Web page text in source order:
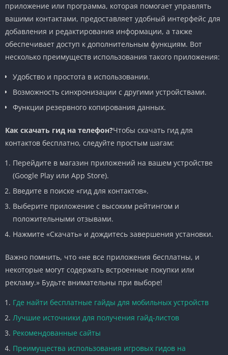
приложение или программа, которая помогает управлять
вашими контактами, предоставляет удобный интерфейс для
добавления и редактирования информации, а также
обеспечивает доступ к дополнительным функциям. Вот
несколько преимуществ использования такого приложения:
Удобство и простота в использовании.
Возможность синхронизации с другими устройствами.
Функции резервного копирования данных.
Как скачать гид на телефон?Чтобы скачать гид для
контактов бесплатно, следуйте простым шагам:
Перейдите в магазин приложений на вашем устройстве
(Google Play или App Store).
Введите в поиске «гид для контактов».
Выберите приложение с высоким рейтингом и
положительными отзывами.
Нажмите «Скачать» и дождитесь завершения установки.
Важно помнить, что «не все приложения бесплатны, и
некоторые могут содержать встроенные покупки или
рекламу.» Будьте внимательны при выборе!
Где найти бесплатные гайды для мобильных устройств
Лучшие источники для получения гайд-листов
Рекомендованные сайты
Преимущества использования игровых гидов на